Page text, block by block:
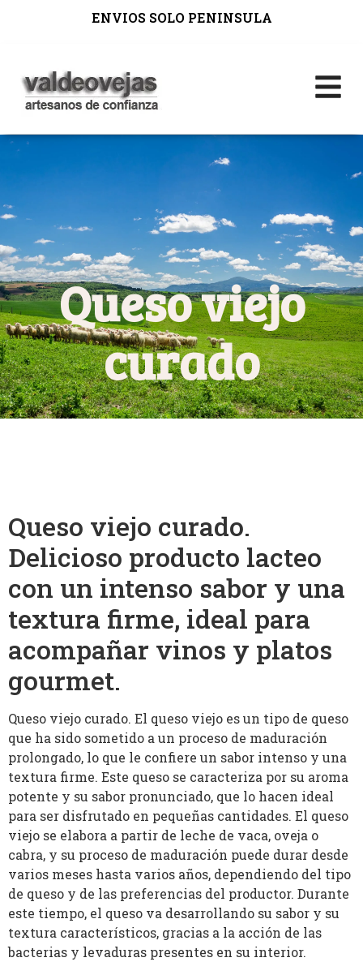
ENVIOS SOLO PENINSULA
Queso viejo
curado
Queso viejo curado.
Delicioso producto lacteo
con un intenso sabor y una
textura firme, ideal para
acompañar vinos y platos
gourmet.
Queso viejo curado. El queso viejo es un tipo de queso
que ha sido sometido a un proceso de maduración
prolongado, lo que le confiere un sabor intenso y una
textura firme. Este queso se caracteriza por su aroma
potente y su sabor pronunciado, que lo hacen ideal
para ser disfrutado en pequeñas cantidades. El queso
viejo se elabora a partir de leche de vaca, oveja o
cabra, y su proceso de maduración puede durar desde
varios meses hasta varios años, dependiendo del tipo
de queso y de las preferencias del productor. Durante
este tiempo, el queso va desarrollando su sabor y su
textura característicos, gracias a la acción de las
bacterias y levaduras presentes en su interior.